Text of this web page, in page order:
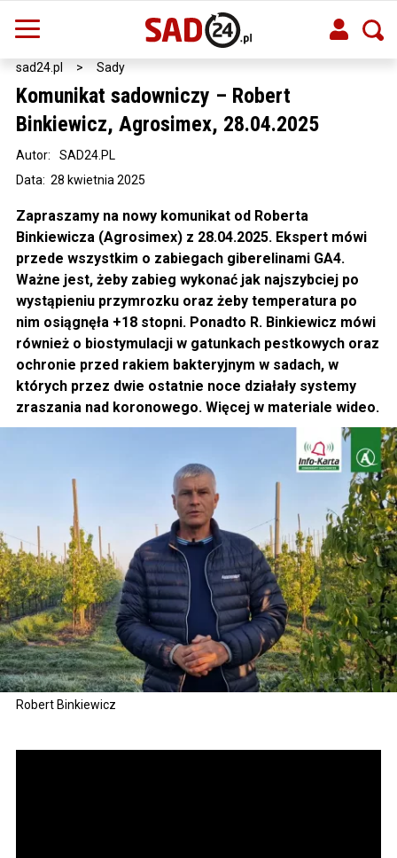
sad24.pl > Sady
Robert Binkiewicz
Komunikat sadowniczy – Robert
Binkiewicz, Agrosimex, 28.04.2025
Data: 28 kwietnia 2025
Autor: SAD24.PL
Zapraszamy na nowy komunikat od Roberta
Binkiewicza (Agrosimex) z 28.04.2025. Ekspert mówi
przede wszystkim o zabiegach giberelinami GA4.
Ważne jest, żeby zabieg wykonać jak najszybciej po
wystąpieniu przymrozku oraz żeby temperatura po
nim osiągnęła +18 stopni. Ponadto R. Binkiewicz mówi
również o biostymulacji w gatunkach pestkowych oraz
ochronie przed rakiem bakteryjnym w sadach, w
których przez dwie ostatnie noce działały systemy
zraszania nad koronowego. Więcej w materiale wideo.